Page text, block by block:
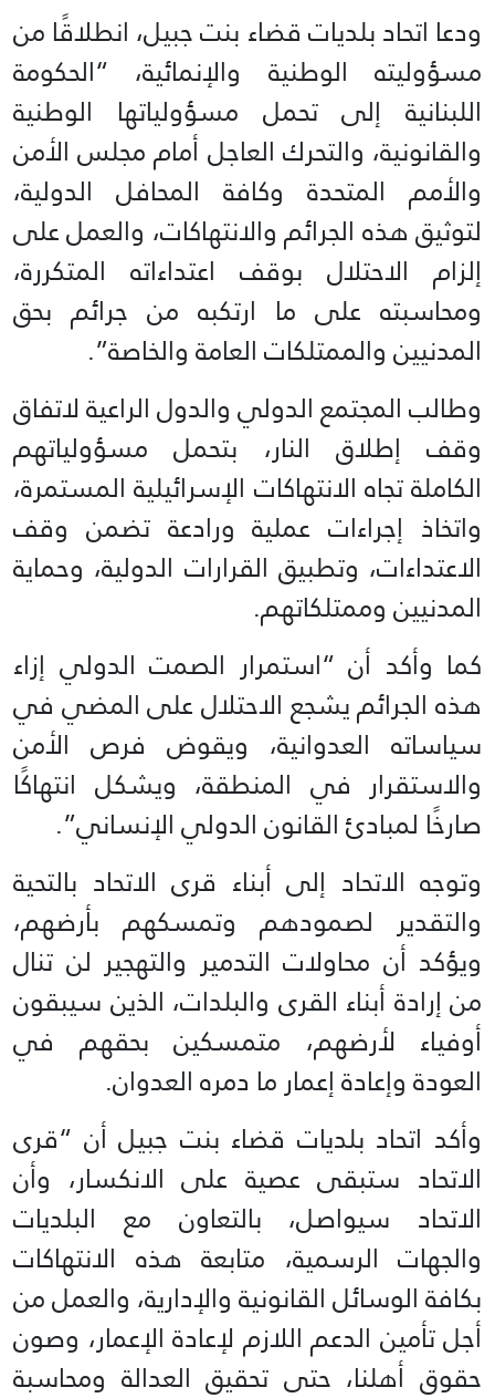
ودعا اتحاد بلديات قضاء بنت جبيل، انطلاقًا من
مسؤوليته الوطنية والإنمائية، “الحكومة
اللبنانية إلى تحمل مسؤولياتها الوطنية
والقانونية، والتحرك العاجل أمام مجلس الأمن
والأمم المتحدة وكافة المحافل الدولية،
لتوثيق هذه الجرائم والانتهاكات، والعمل على
إلزام الاحتلال بوقف اعتداءاته المتكررة،
ومحاسبته على ما ارتكبه من جرائم بحق
المدنيين والممتلكات العامة والخاصة”.
وطالب المجتمع الدولي والدول الراعية لاتفاق
وقف إطلاق النار، بتحمل مسؤولياتهم
الكاملة تجاه الانتهاكات الإسرائيلية المستمرة،
واتخاذ إجراءات عملية ورادعة تضمن وقف
الاعتداءات، وتطبيق القرارات الدولية، وحماية
المدنيين وممتلكاتهم.
كما وأكد أن “استمرار الصمت الدولي إزاء
هذه الجرائم يشجع الاحتلال على المضي في
سياساته العدوانية، ويقوض فرص الأمن
والاستقرار في المنطقة، ويشكل انتهاكًا
صارخًا لمبادئ القانون الدولي الإنساني”.
وتوجه الاتحاد إلى أبناء قرى الاتحاد بالتحية
والتقدير لصمودهم وتمسكهم بأرضهم،
ويؤكد أن محاولات التدمير والتهجير لن تنال
من إرادة أبناء القرى والبلدات، الذين سيبقون
أوفياء لأرضهم، متمسكين بحقهم في
العودة وإعادة إعمار ما دمره العدوان.
وأكد اتحاد بلديات قضاء بنت جبيل أن “قرى
الاتحاد ستبقى عصية على الانكسار، وأن
الاتحاد سيواصل، بالتعاون مع البلديات
والجهات الرسمية، متابعة هذه الانتهاكات
بكافة الوسائل القانونية والإدارية، والعمل من
أجل تأمين الدعم اللازم لإعادة الإعمار، وصون
حقوق أهلنا، حتى تحقيق العدالة ومحاسبة